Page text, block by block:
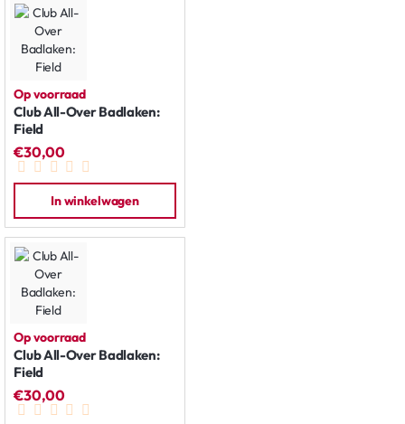
Op voorraad
Club All-Over Badlaken:
Field
€30,00
In winkelwagen
Op voorraad
Club All-Over Badlaken:
Field
€30,00